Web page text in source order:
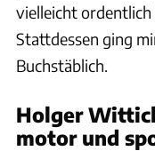
vielleicht ordentlich
Stattdessen ging
Buchstäblich.
Holger
motor und